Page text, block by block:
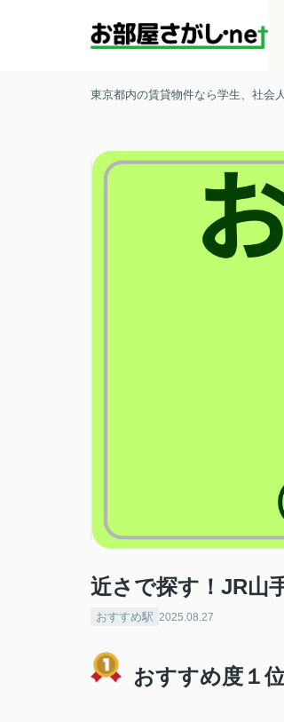
東京都内の賃貸物件なら学生、社会
近さで探す！JR山
おすすめ駅 2025.08.27
おすすめ度１